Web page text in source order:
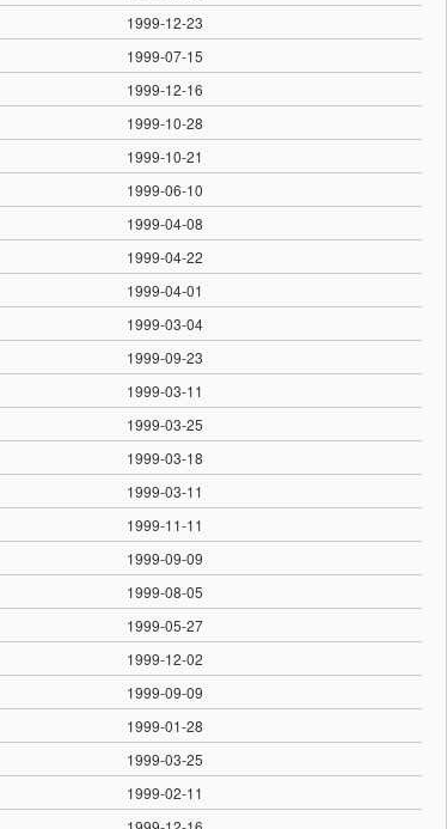
1999-12-23
1999-07-15
1999-12-16
1999-10-28
1999-10-21
1999-06-10
1999-04-08
1999-04-22
1999-04-01
1999-03-04
1999-09-23
1999-03-11
1999-03-25
1999-03-18
1999-03-11
1999-11-11
1999-09-09
1999-08-05
1999-05-27
1999-12-02
1999-09-09
1999-01-28
1999-03-25
1999-02-11